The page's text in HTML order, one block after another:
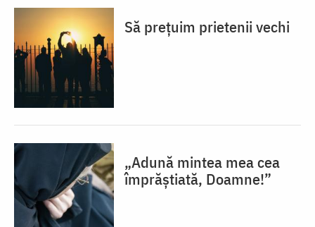
Să prețuim prietenii vechi
„Adună mintea mea cea
împrăștiată, Doamne!”